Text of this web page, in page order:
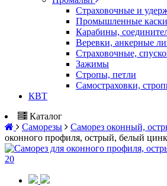
Страховочные и
Промышленные каски
Карабины,
Веревки, анкерные
Страховочные,
Зажимы
Стропы, петли
Самостраховки,
КВТ
Каталог
Саморезы
Саморез оконный,
оконного профиля, острый, белый